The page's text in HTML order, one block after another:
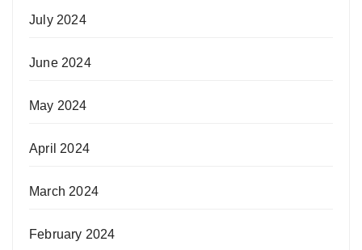
July 2024
June 2024
May 2024
April 2024
March 2024
February 2024